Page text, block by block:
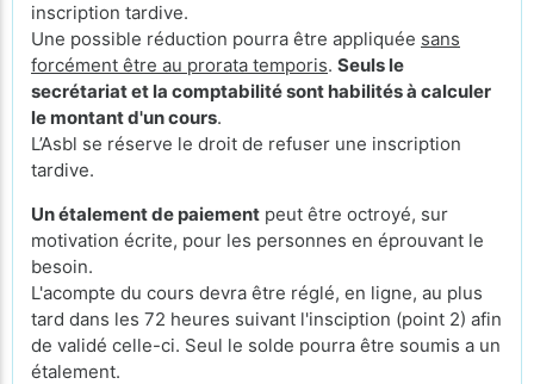
inscription tardive.
Une possible réduction pourra être appliquée sans
forcément être au prorata temporis. Seuls le
secrétariat et la comptabilité sont habilités à calculer
le montant d'un cours.
L’Asbl se réserve le droit de refuser une inscription
tardive.
Un étalement de paiement peut être octroyé, sur
motivation écrite, pour les personnes en éprouvant le
besoin.
L'acompte du cours devra être réglé, en ligne, au plus
tard dans les 72 heures suivant l'insciption (point 2) afin
de validé celle-ci. Seul le solde pourra être soumis a un
étalement.